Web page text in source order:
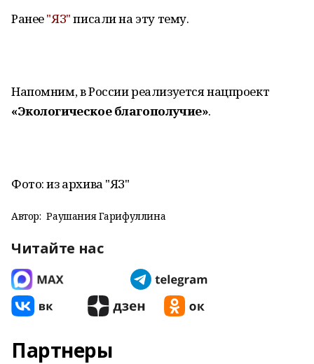
Ранее"ЯЗ"писали на эту тему.
Напомним, в России реализуется нацпроект
«Экологическое благополучие».
Фото: из архива "ЯЗ"
Автор: Раушания Гарифуллина
Читайте нас
Партнеры